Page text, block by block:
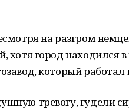
на разгром
хотя город находился
который работал
тревогу, гудели